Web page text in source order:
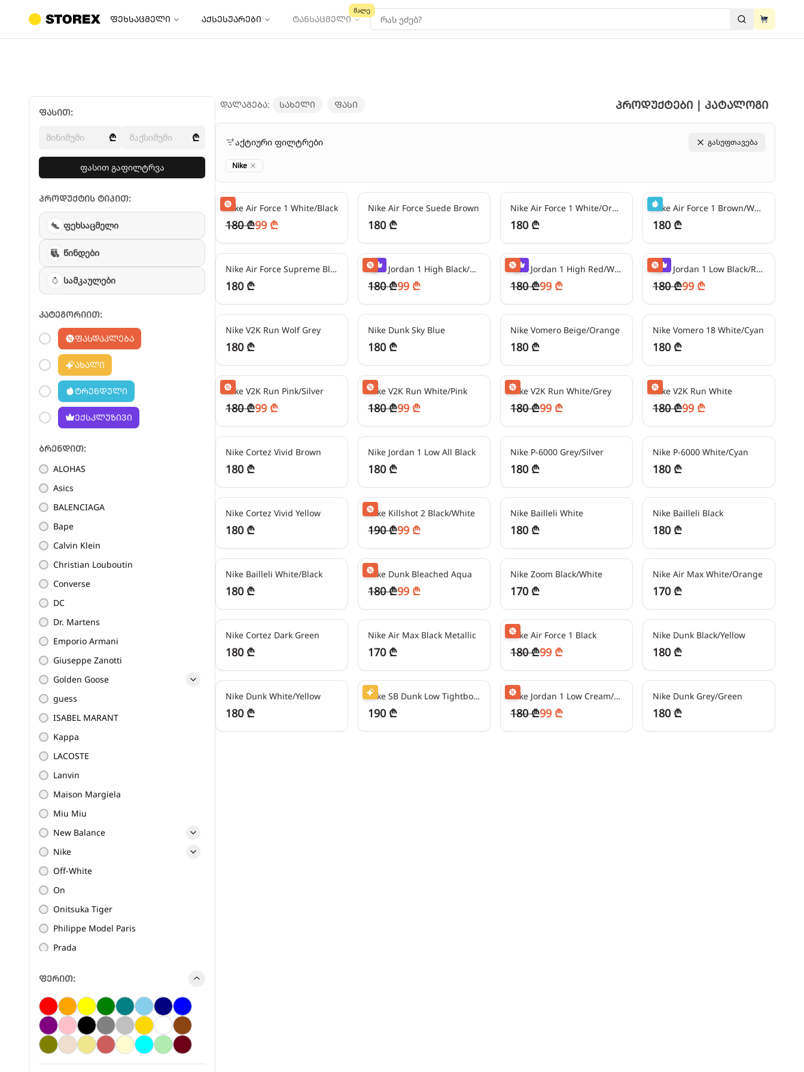
ფეხსაცმელი აქსესუარები ტანსაცმელი
მალე
ძებნაView cart
View cart
ფასით:
₾ ₾
ფასით გაფილტრვა
პროდუქტის ტიპით:
ფეხსაცმელი
წინდები
სამკაულები
კატეგორიით:
ფასდაკლება
ახალი
ტრენდული
ექსკლუზივი
ბრენდით:
ALOHAS
Asics
BALENCIAGA
Bape
Calvin Klein
Christian Louboutin
Converse
DC
Dr. Martens
Emporio Armani
Giuseppe Zanotti
Golden Goose
guess
ISABEL MARANT
Kappa
LACOSTE
Lanvin
Maison Margiela
Miu Miu
New Balance
Nike
Off-White
On
Onitsuka Tiger
Philippe Model Paris
Prada
Saint Laurent
Salomon
STOREX
The Gallerist
The North Face
ფერით:
დალაგება: სახელი ფასი პროდუქტები | კატალოგი
აქტიური ფილტრები გასუფთავება
Nike
24₾/თვეში -50%
Nike Air Force 1 White/Black
180 ₾99 ₾
45₾/თვეში
Nike Air Force Suede Brown
180 ₾
45₾/თვეში
Nike Air Force 1 White/Orange
180 ₾
45₾/თვეში
Nike Air Force 1 Brown/White
180 ₾
45₾/თვეში
Nike Air Force Supreme Black/White
180 ₾
24₾/თვეში -50%
Nike Jordan 1 High Black/Red
180 ₾99 ₾
24₾/თვეში -50%
Nike Jordan 1 High Red/White
180 ₾99 ₾
24₾/თვეში -50%
Nike Jordan 1 Low Black/Red
180 ₾99 ₾
45₾/თვეში
Nike V2K Run Wolf Grey
180 ₾
45₾/თვეში
Nike Dunk Sky Blue
180 ₾
45₾/თვეში
Nike Vomero Beige/Orange
180 ₾
45₾/თვეში
Nike Vomero 18 White/Cyan
180 ₾
24₾/თვეში -50%
Nike V2K Run Pink/Silver
180 ₾99 ₾
24₾/თვეში -50%
Nike V2K Run White/Pink
180 ₾99 ₾
24₾/თვეში -50%
Nike V2K Run White/Grey
180 ₾99 ₾
24₾/თვეში -50%
Nike V2K Run White
180 ₾99 ₾
45₾/თვეში
Nike Cortez Vivid Brown
180 ₾
45₾/თვეში
Nike Jordan 1 Low All Black
180 ₾
45₾/თვეში
Nike P-6000 Grey/Silver
180 ₾
45₾/თვეში
Nike P-6000 White/Cyan
180 ₾
45₾/თვეში
Nike Cortez Vivid Yellow
180 ₾
24₾/თვეში -50%
Nike Killshot 2 Black/White
190 ₾99 ₾
45₾/თვეში
Nike Bailleli White
180 ₾
45₾/თვეში
Nike Bailleli Black
180 ₾
45₾/თვეში
Nike Bailleli White/Black
180 ₾
24₾/თვეში -50%
Nike Dunk Bleached Aqua
180 ₾99 ₾
42₾/თვეში
Nike Zoom Black/White
170 ₾
42₾/თვეში
Nike Air Max White/Orange
170 ₾
45₾/თვეში
Nike Cortez Dark Green
180 ₾
42₾/თვეში
Nike Air Max Black Metallic
170 ₾
24₾/თვეში -50%
Nike Air Force 1 Black
180 ₾99 ₾
45₾/თვეში
Nike Dunk Black/Yellow
180 ₾
45₾/თვეში
Nike Dunk White/Yellow
180 ₾
47₾/თვეში
Nike SB Dunk Low Tightbooth Black/White
190 ₾
24₾/თვეში -50%
Nike Jordan 1 Low Cream/Pink
180 ₾99 ₾
45₾/თვეში
Nike Dunk Grey/Green
180 ₾